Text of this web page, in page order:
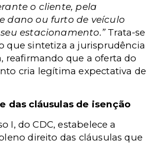
o cliente, pela
dano ou furto de veículo
estacionamento.”Trata-se
que sintetiza a jurisprudência
reafirmando que a oferta do
cria legítima expectativa de
das cláusulas de isenção
I, do CDC, estabelece a
direito das cláusulas que